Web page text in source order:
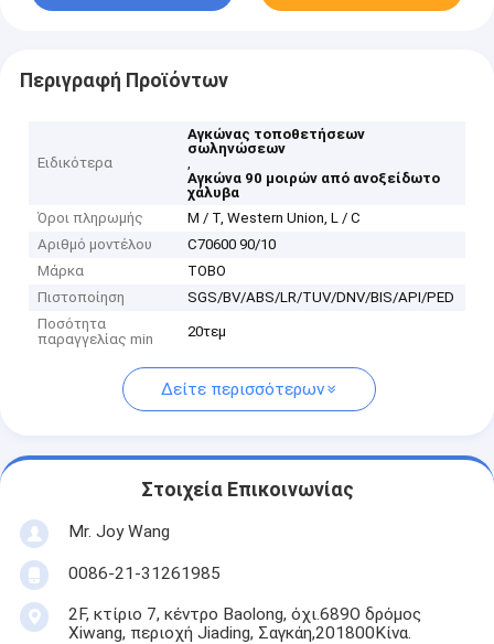
Περιγραφή Προϊόντων
Ειδικότερα
Αγκώνας τοποθετήσεων
σωληνώσεων
,
Αγκώνα 90 μοιρών από ανοξείδωτο
χάλυβα
Όροι πληρωμής
Μ / Τ, Western Union, L / C
Αριθμό μοντέλου
C70600 90/10
Μάρκα
TOBO
Πιστοποίηση
SGS/BV/ABS/LR/TUV/DNV/BIS/API/PED
Ποσότητα
παραγγελίας min
20τεμ
Δείτε περισσότερων
Στοιχεία Επικοινωνίας
Mr. Joy Wang
0086-21-31261985
2F, κτίριο 7, κέντρο Baolong, όχι.689Ο δρόμος
Xiwang, περιοχή Jiading, Σαγκάη,201800Κίνα.